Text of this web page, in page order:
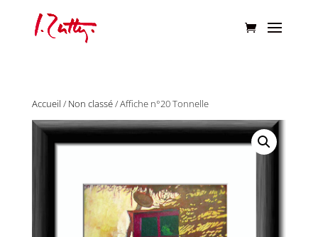
Accueil / Non classé/ Affiche n°20 Tonnelle